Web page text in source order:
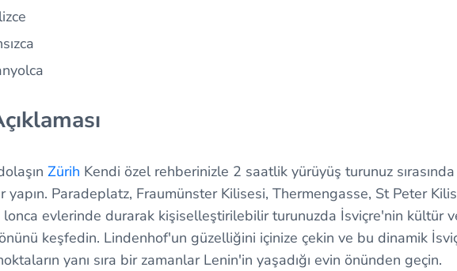
Zürih Kendi özel rehberinizle 2 saatlik yürüyüş turunuz
yapın. Paradeplatz, Fraumünster Kilisesi, Thermengasse, St Peter
evlerinde durarak kişiselleştirilebilir turunuzda İsviçre'nin kültür
keşfedin. Lindenhof'un güzelliğini içinize çekin ve bu dinamik
yanı sıra bir zamanlar Lenin'in yaşadığı evin önünden geçin.